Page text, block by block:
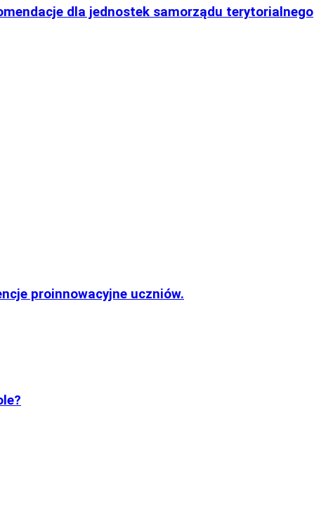
dla jednostek samorządu terytorialnego
proinnowacyjne uczniów.